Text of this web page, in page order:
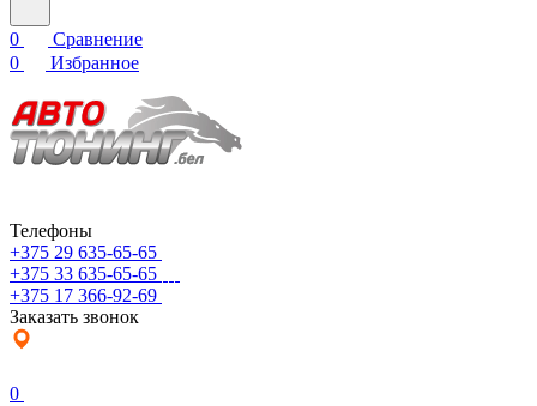
0
Сравнение
0
Избранное
Телефоны
+375 29 635-65-65
+375 33 635-65-65
+375 17 366-92-69
Заказать звонок
0